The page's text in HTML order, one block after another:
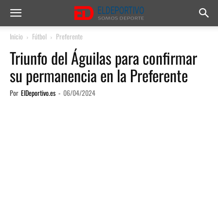
Inicio Fútbol Preferente
Triunfo del Águilas para confirmar
su permanencia en la Preferente
Por ElDeportivo.es - 06/04/2024